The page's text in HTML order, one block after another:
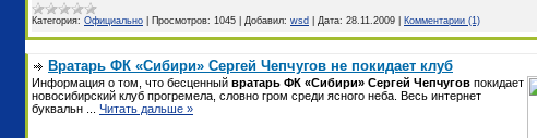
Категория: Официально Просмотров: 1045 Добавил: wsd Дата: 28.11.2009 Комментарии (1)
Вратарь ФК «Сибири» Сергей Чепчугов не покидает клуб
Информация о том, что бесценный вратарь ФК «Сибири» Сергей Чепчугов покидает
новосибирский клуб прогремела, словно гром среди ясного неба. Весь интернет
буквальн
Читать дальше »